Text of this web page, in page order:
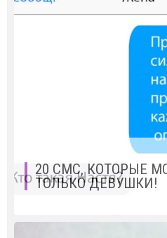
20 СМС, КОТОРЫЕ
ТОЛЬКО ДЕВУШКИ!